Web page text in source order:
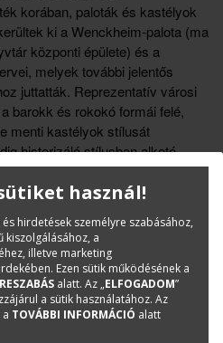
korában, paloták és kastélyok
ki a Wenckheim-palota (ma
központi épülete) és a
melyek további jelentős
juttatták. Reprezentatív városi
barokk és rokokó formái felé,
menti kastélyok stílusát
historizáló stílusban alkotó
az 1900 körüli években
alkotással gazdagította
Építészettörténet
963 349 2 192
használ!
hirdetések személyre szabásához,
kiszolgálásához, a
illetve marketing
Ezen sütik működésének a
alatt. Az „ELFOGADOM”
a sütik használatához. Az
TOVÁBBI INFORMÁCIÓ alatt